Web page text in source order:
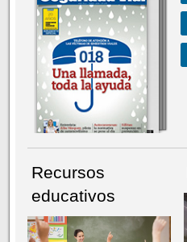
Recursos
educativos